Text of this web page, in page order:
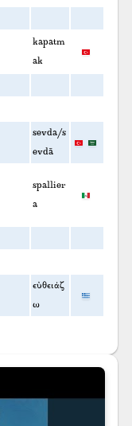
kapatm
ak
sevda/s
evdā
spallier
a
εὐθειάζ
ω